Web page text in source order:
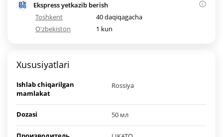
Ekspress yetkazib berish
Toshkent
40 daqiqagacha
O'zbekiston
1 kun
Xususiyatlari
Ishlab chiqarilgan
mamlakat
Rossiya
Dozasi 50 мл